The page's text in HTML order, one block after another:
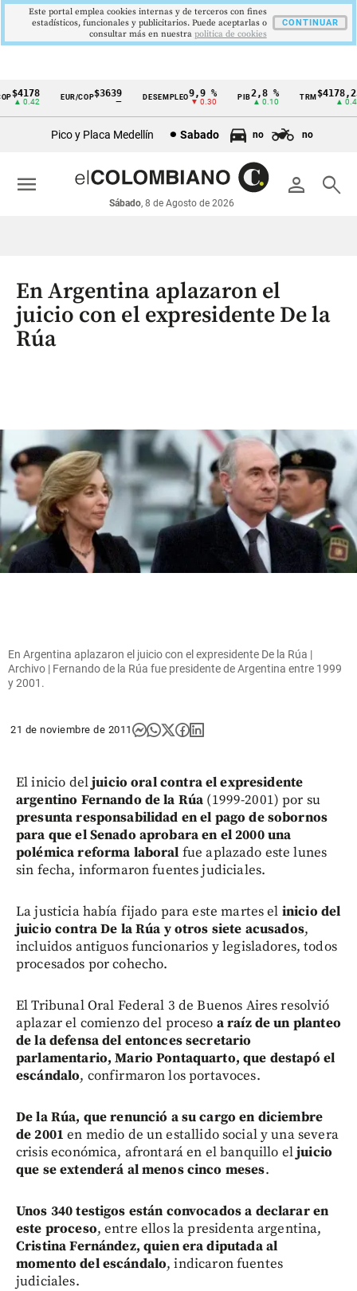
Cintillo
económicos
Colombia
▲ 0.42
EUR/COP$3639 DESEMPLEO9,9 %
▼ 0.30
2,8 %
▲ 0.10
TRM$4178,23
▲ 0.42
Pico y Placa Medellín Sabado no no
person search
Sábado, 8 de Agosto de 2026
menu
En Argentina aplazaron el
juicio con el expresidente De la
Rúa
En Argentina aplazaron el juicio con el expresidente De la Rúa |
Archivo | Fernando de la Rúa fue presidente de Argentina entre 1999
y 2001.
21 de noviembre de 2011
El inicio deljuicio oral contra el expresidente
argentino Fernando de la Rúa (1999-2001) por su
presunta responsabilidad en el pago de sobornos
para que el Senado aprobara en el 2000 una
polémica reforma laboral fue aplazado este lunes
sin fecha, informaron fuentes judiciales.
La justicia había fijado para este martes el inicio del
juicio contra De la Rúa y otros siete acusados,
incluidos antiguos funcionarios y legisladores, todos
procesados por cohecho.
El Tribunal Oral Federal 3 de Buenos Aires resolvió
aplazar el comienzo del proceso a raíz de un planteo
de la defensa del entonces secretario
parlamentario, Mario Pontaquarto, que destapó el
escándalo, confirmaron los portavoces.
De la Rúa, que renunció a su cargo en diciembre
de 2001 en medio de un estallido social y una severa
crisis económica, afrontará en el banquillo eljuicio
que se extenderá al menos cinco meses.
Unos 340 testigos están convocados a declarar en
este proceso, entre ellos la presidenta argentina,
Cristina Fernández, quien era diputada al
momento del escándalo, indicaron fuentes
judiciales.
Este portal emplea cookies internas y de terceros con fines
estadísticos, funcionales y publicitarios. Puede aceptarlas o
consultar más en nuestra politica de cookies
CONTINUAR